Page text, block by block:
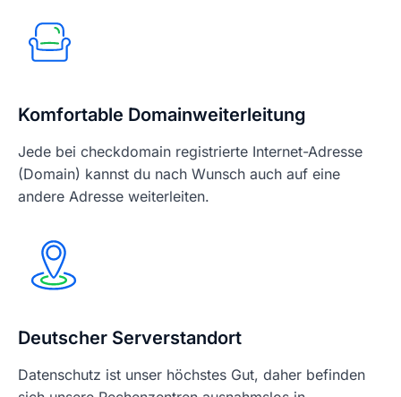
Komfortable Domainweiterleitung
Jede bei checkdomain registrierte Internet-Adresse
(Domain) kannst du nach Wunsch auch auf eine
andere Adresse weiterleiten.
Deutscher Serverstandort
Datenschutz ist unser höchstes Gut, daher befinden